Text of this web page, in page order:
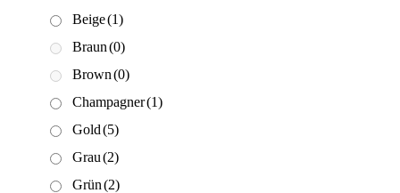
Beige(1)
Braun(0)
Brown(0)
Champagner(1)
Gold(5)
Grau(2)
Grün(2)